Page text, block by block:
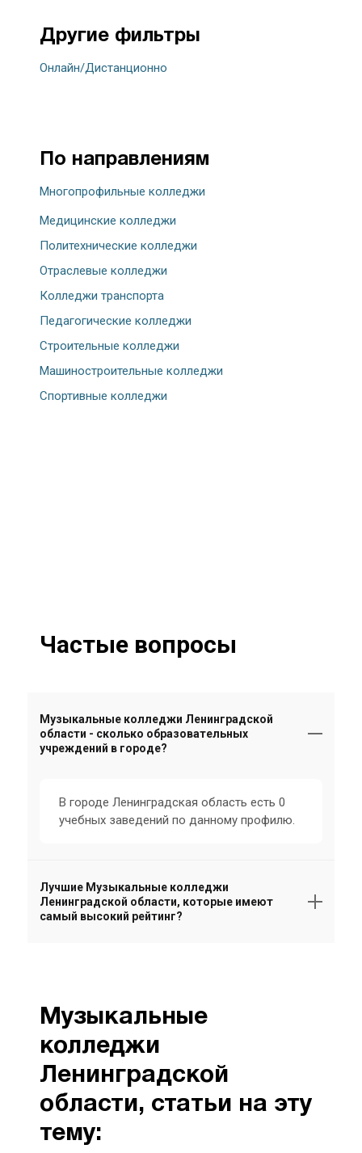
Другие фильтры
Онлайн/Дистанционно
По направлениям
Многопрофильные колледжи
Медицинские колледжи
Политехнические колледжи
Отраслевые колледжи
Колледжи транспорта
Педагогические колледжи
Строительные колледжи
Машиностроительные колледжи
Спортивные колледжи
Частые вопросы
Музыкальные колледжи Ленинградской
области - сколько образовательных
учреждений в городе?
В городе Ленинградская область есть 0
учебных заведений по данному профилю.
Лучшие Музыкальные колледжи
Ленинградской области, которые имеют
самый высокий рейтинг?
Музыкальные
колледжи
Ленинградской
области, статьи на эту
тему: